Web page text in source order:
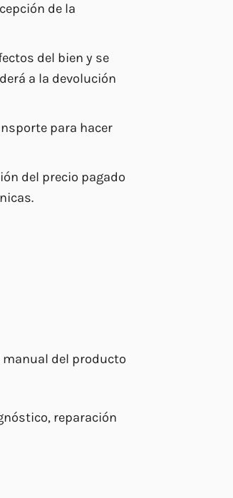
de la
del bien y se
a la devolución
para hacer
del precio pagado
del producto
reparación